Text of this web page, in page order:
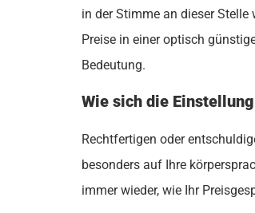
in der Stimme an dieser
Preise in einer optisch
Bedeutung.
Wie sich die
Rechtfertigen oder
besonders auf Ihre
immer wieder, wie Ihr